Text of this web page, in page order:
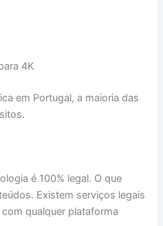
4K
em Portugal, a maioria das
é 100% legal. O que
Existem serviços legais
qualquer plataforma